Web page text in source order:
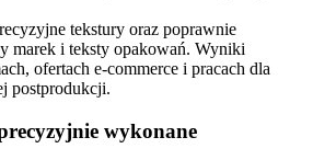
tekstury oraz poprawnie
marek i teksty opakowań. Wyniki
ofertach e-commerce i pracach dla
postprodukcji.
wykonane